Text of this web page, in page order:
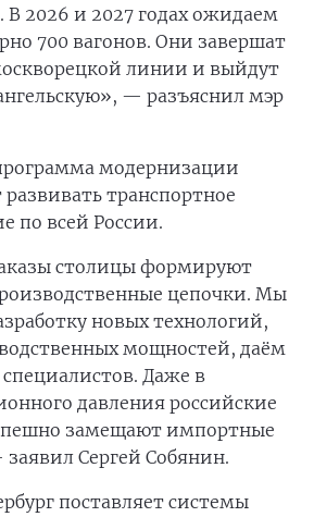
2026 и 2027 годах ожидаем
700 вагонов. Они завершат
линии и выйдут
— разъяснил мэр
модернизации
транспортное
по всей России.
столицы формируют
цепочки. Мы
новых технологий,
мощностей, даём
Даже в
давления российские
замещают импортные
Сергей Собянин.
поставляет системы